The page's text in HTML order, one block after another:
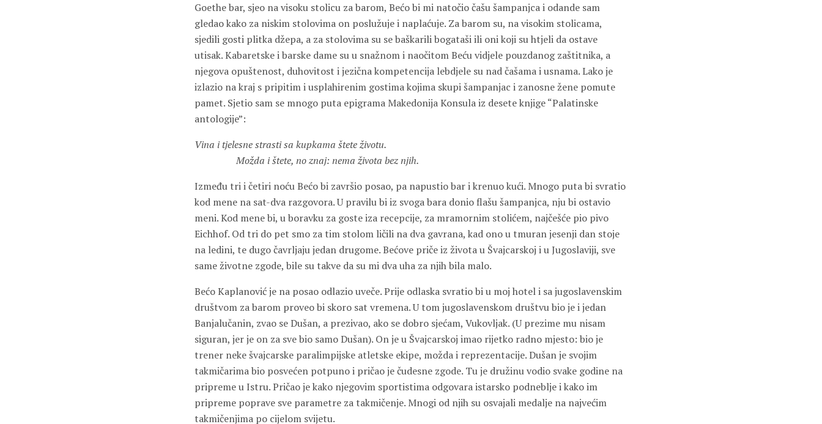
Goethe bar, sjeo na visoku stolicu za barom, Bećo bi mi natočio čašu šampanjca i odande sam
gledao kako za niskim stolovima on poslužuje i naplaćuje. Za barom su, na visokim stolicama,
sjedili gosti plitka džepa, a za stolovima su se baškarili bogataši ili oni koji su htjeli da ostave
utisak. Kabaretske i barske dame su u snažnom i naočitom Beću vidjele pouzdanog zaštitnika, a
njegova opuštenost, duhovitost i jezična kompetencija lebdjele su nad čašama i usnama. Lako je
izlazio na kraj s pripitim i usplahirenim gostima kojima skupi šampanjac i zanosne žene pomute
pamet. Sjetio sam se mnogo puta epigrama Makedonija Konsula iz desete knjige “Palatinske
antologije”:
Vina i tjelesne strasti sa kupkama štete životu.
Možda i štete, no znaj: nema života bez njih.
Između tri i četiri noću Bećo bi završio posao, pa napustio bar i krenuo kući. Mnogo puta bi svratio
kod mene na sat-dva razgovora. U pravilu bi iz svoga bara donio flašu šampanjca, nju bi ostavio
meni. Kod mene bi, u boravku za goste iza recepcije, za mramornim stolićem, najčešće pio pivo
Eichhof. Od tri do pet smo za tim stolom ličili na dva gavrana, kad ono u tmuran jesenji dan stoje
na ledini, te dugo čavrljaju jedan drugome. Bećove priče iz života u Švajcarskoj i u Jugoslaviji, sve
same životne zgode, bile su takve da su mi dva uha za njih bila malo.
Bećo Kaplanović je na posao odlazio uveče. Prije odlaska svratio bi u moj hotel i sa jugoslavenskim
društvom za barom proveo bi skoro sat vremena. U tom jugoslavenskom društvu bio je i jedan
Banjalučanin, zvao se Dušan, a prezivao, ako se dobro sjećam, Vukovljak. (U prezime mu nisam
siguran, jer je on za sve bio samo Dušan). On je u Švajcarskoj imao rijetko radno mjesto: bio je
trener neke švajcarske paralimpijske atletske ekipe, možda i reprezentacije. Dušan je svojim
takmičarima bio posvećen potpuno i pričao je čudesne zgode. Tu je družinu vodio svake godine na
pripreme u Istru. Pričao je kako njegovim sportistima odgovara istarsko podneblje i kako im
pripreme poprave sve parametre za takmičenje. Mnogi od njih su osvajali medalje na najvećim
takmičenjima po cijelom svijetu.